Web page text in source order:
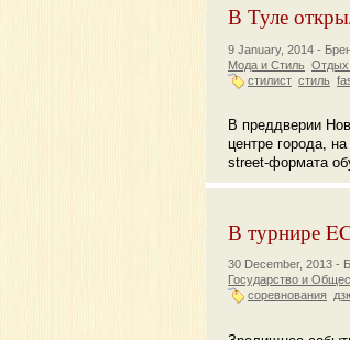
В Туле
9 January, 2014 -
Мода и Стиль Отдых
стилист стиль
В преддверии
центре города,
street-формата
В турнире
30 December, 2013 -
Государство и
соревнования